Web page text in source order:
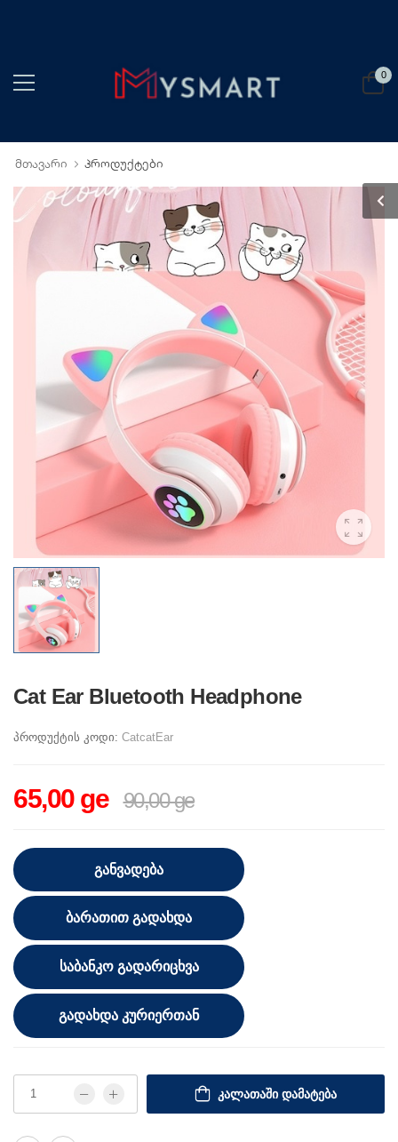
0
მთავარი პროდუქტები
Cat Ear Bluetooth Headphone
პროდუქტის კოდი: CatcatEar
65,00 ge 90,00 ge
ᲒᲐᲜᲕᲐᲓᲔᲑᲐ
ᲑᲐᲠᲐᲗᲘᲗ ᲒᲐᲓᲐᲮᲓᲐ
ᲡᲐᲑᲐᲜᲙᲝ ᲒᲐᲓᲐᲠᲘᲪᲮᲕᲐ
ᲒᲐᲓᲐᲮᲓᲐ ᲙᲣᲠᲘᲔᲠᲗᲐᲜ
ᲙᲐᲚᲐᲗᲐᲨᲘ ᲓᲐᲛᲐᲢᲔᲑᲐ